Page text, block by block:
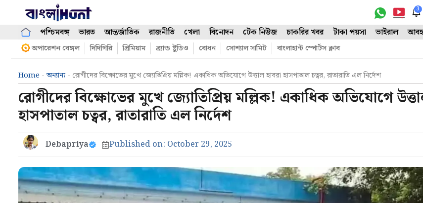
content
3
পশ্চিমবঙ্গ ভারত আন্তর্জাতিক রাজনীতি খেলা বিনোদন টেক নিউজ চাকরির খবর টাকা পয়সা ভাইরাল
অপারেশন বেঙ্গল দিদিগিরি প্রিমিয়াম ব্র্যান্ড ষ্টুডিও বোধন সোশ্যাল সামিট বাংলাহান্ট স্পোর্টস ক্লাব
Home -অন্যান্য- রোগীদের বিক্ষোভের মুখে জ্যোতিপ্রিয় মল্লিক! একাধিক অভিযোগে উত্তাল হাবরা হাসপাতাল চত্বর, রাতারাতি এল নির্দেশ
রোগীদের বিক্ষোভের মুখে জ্যোতিপ্রিয় মল্লিক! একাধিক অভিযোগে
হাসপাতাল চত্বর, রাতারাতি এল নির্দেশ
Debapriya Published on: October 29, 2025